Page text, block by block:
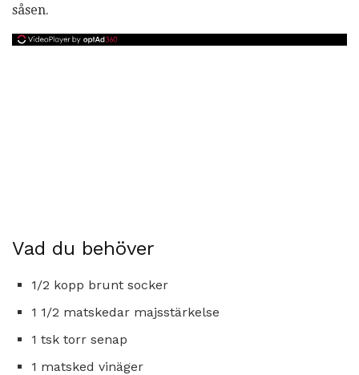
såsen.
Vad du behöver
1/2 kopp brunt socker
1 1/2 matskedar majsstärkelse
1 tsk torr senap
1 matsked vinäger